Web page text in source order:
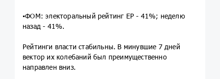
▪️ФОМ: электоральный рейтинг ЕР - 41%; неделю
назад - 41%.
Рейтинги власти стабильны. В минувшие 7 дней
вектор их колебаний был преимущественно
направлен вниз.